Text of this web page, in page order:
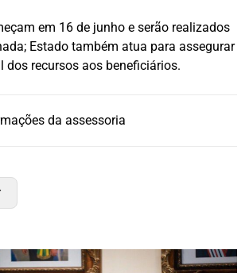
em 16 de junho e serão realizados
Estado também atua para assegurar
dos recursos aos beneficiários.
da assessoria